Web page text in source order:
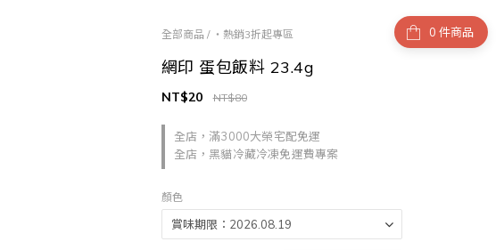
件商品
全部商品 / ・熱銷3折起專區
網印 蛋包飯料 23.4g
全店，滿3000大榮宅配免運
全店，黑貓冷藏冷凍免運費專案
NT$80
NT$20
顏色